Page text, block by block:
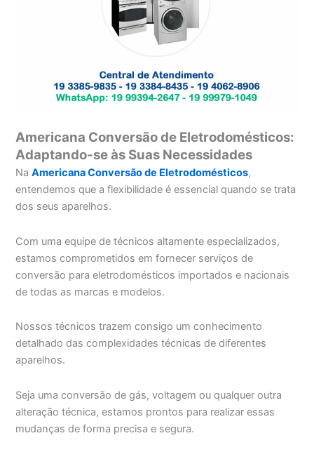
Americana Conversão de Eletrodomésticos:
Adaptando-se às Suas Necessidades
NaAmericana Conversão de Eletrodomésticos,
entendemos que a flexibilidade é essencial quando se trata
dos seus aparelhos.
Com uma equipe de técnicos altamente especializados,
estamos comprometidos em fornecer serviços de
conversão para eletrodomésticos importados e nacionais
de todas as marcas e modelos.
Nossos técnicos trazem consigo um conhecimento
detalhado das complexidades técnicas de diferentes
aparelhos.
Seja uma conversão de gás, voltagem ou qualquer outra
alteração técnica, estamos prontos para realizar essas
mudanças de forma precisa e segura.